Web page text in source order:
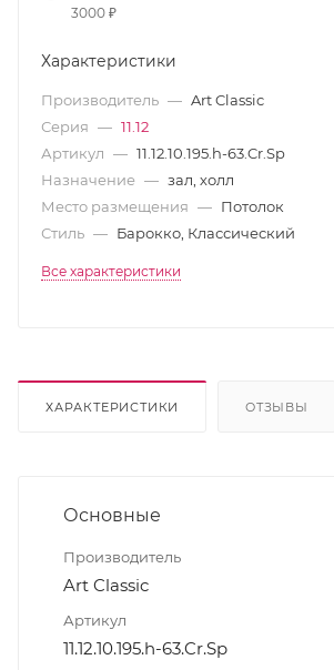
3000 ₽
Характеристики
Производитель — Art Classic
Серия — 11.12
Артикул — 11.12.10.195.h-63.Cr.Sp
Назначение — зал, холл
Место размещения — Потолок
Стиль — Барокко, Классический
Все характеристики
ХАРАКТЕРИСТИКИ ОТЗЫВЫ
Основные
Производитель
Art Classic
Артикул
11.12.10.195.h-63.Cr.Sp